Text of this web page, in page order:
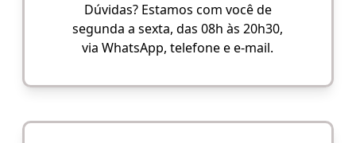
Dúvidas? Estamos com você de
segunda a sexta, das 08h às 20h30,
via WhatsApp, telefone e e-mail.